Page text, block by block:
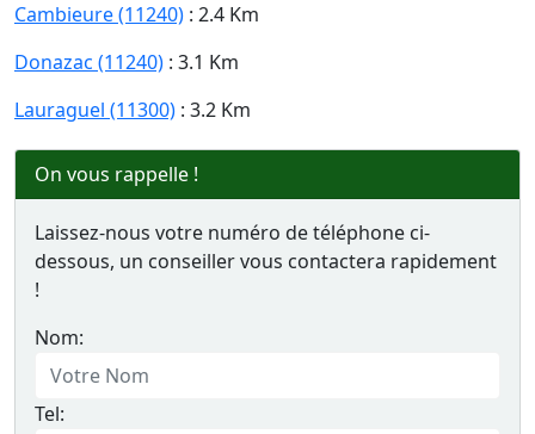
Cambieure (11240) : 2.4 Km
Donazac (11240) : 3.1 Km
Lauraguel (11300) : 3.2 Km
On vous rappelle !
Laissez-nous votre numéro de téléphone ci-
dessous, un conseiller vous contactera rapidement
!
Nom:
Tel: